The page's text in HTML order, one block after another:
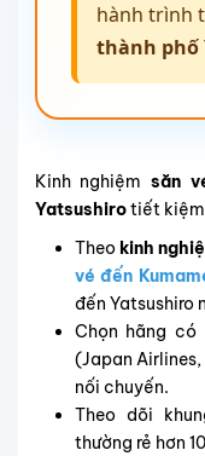
hành trình
thành phố
Kinh nghiệm săn
Yatsushirotiết kiệm
Theo kinh
vé đến
đến Yatsushiro
Chọn hãng
(Japan
nối chuyến.
Theo dõi
thường rẻ hơn